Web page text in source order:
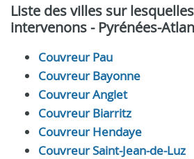
Liste des villes sur
intervenons - Pyrénées-
Couvreur Pau
Couvreur Bayonne
Couvreur Anglet
Couvreur Biarritz
Couvreur Hendaye
Couvreur Saint-Jean-de-Luz